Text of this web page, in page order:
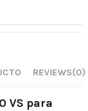
REVIEWS(0)
VS para